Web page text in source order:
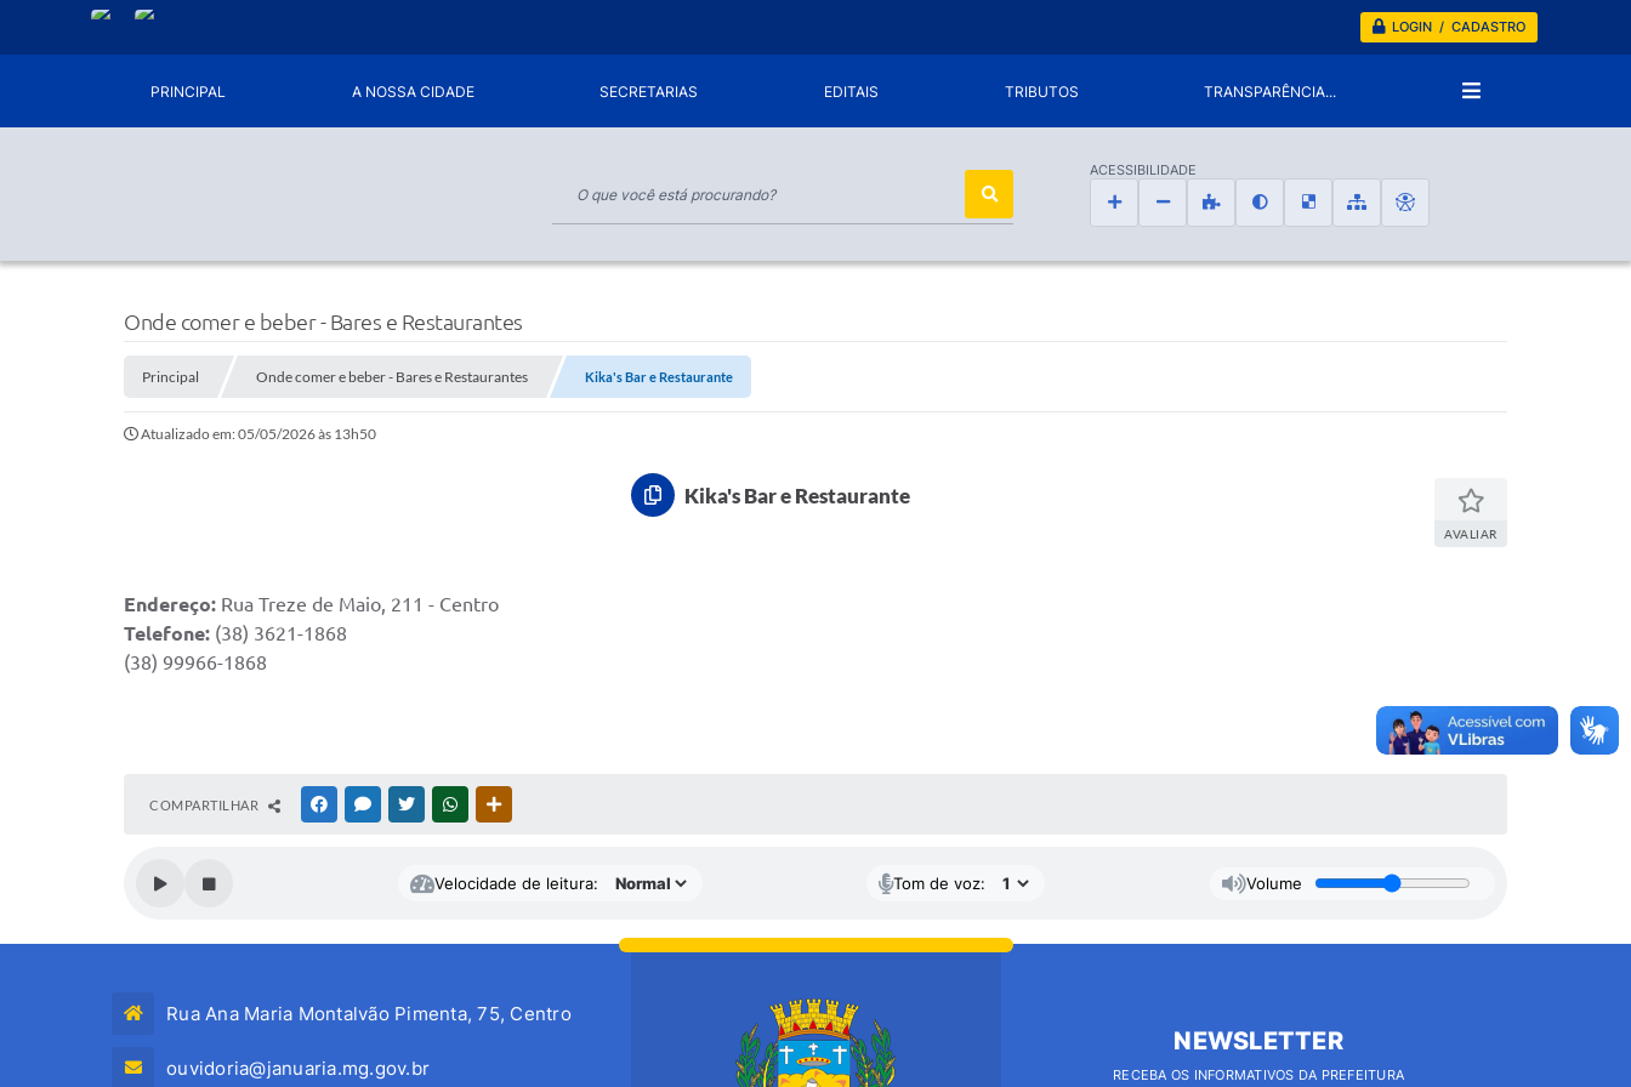
LOGIN / CADASTRO
PRINCIPAL A NOSSA CIDADE SECRETARIAS EDITAIS TRIBUTOS TRANSPARÊNCIA...
ACESSIBILIDADE
Onde comer e beber - Bares e Restaurantes
Principal Onde comer e beber - Bares e Restaurantes Kika's Bar e Restaurante
Atualizado em: 05/05/2026 às 13h50
Kika's Bar e Restaurante
AVALIAR
Endereço: Rua Treze de Maio, 211 - Centro
Telefone: (38) 3621-1868
(38) 99966-1868
COMPARTILHAR FACEBOOKMESSENGER
TWITTERWHATSAPP
Velocidade de leitura: Tom de voz: Volume
Rua Ana Maria Montalvão Pimenta, 75, Centro
ouvidoria@januaria.mg.gov.br
NEWSLETTER
RECEBA OS INFORMATIVOS DA PREFEITURA